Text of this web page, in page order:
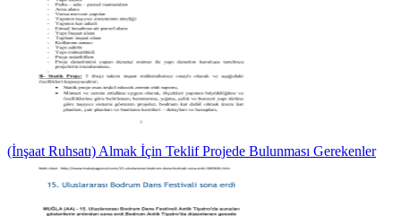
(İnşaat Ruhsatı) Almak İçin Teklif Projede Bulunması Gerekenler